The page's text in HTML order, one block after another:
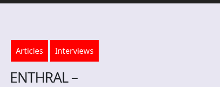
Articles Interviews
ENTHRAL –